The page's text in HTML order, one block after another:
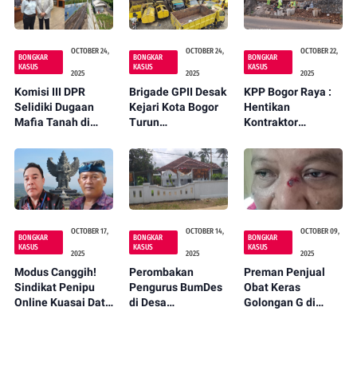
BONGKAR
KASUS
OCTOBER 24,
2025
Komisi III DPR
Selidiki Dugaan
Mafia Tanah di
Dibatalkan, Tanah
Warga "Hilang"
BONGKAR
KASUS
OCTOBER 24,
2025
Brigade GPII Desak
Kejari Kota Bogor
Turun
Dugaan
Penyimpangan
Dana BBM Pada
Satuan Kerja Dinas
Lingkungan Hidup
BONGKAR
KASUS
OCTOBER 22,
2025
KPP Bogor Raya :
Hentikan
Kontraktor
APBD Bukan Untuk
Proyek Asal Jadi!
BONGKAR
KASUS
OCTOBER 17,
2025
Modus Canggih!
Sindikat Penipu
Online Kuasai Data
BONGKAR
KASUS
OCTOBER 14,
2025
Perombakan
Pengurus BumDes
di Desa
BONGKAR
KASUS
OCTOBER 09,
2025
Preman Penjual
Obat Keras
Golongan G di